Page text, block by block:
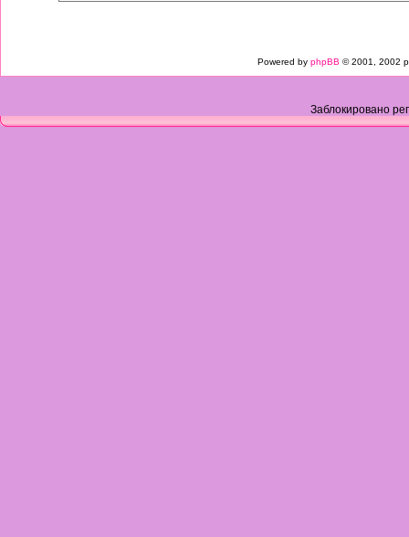
Powered by phpBB © 2001, 2002
Заблокировано